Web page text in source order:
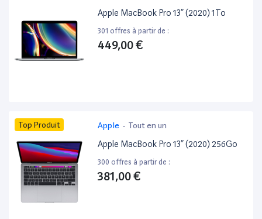
Apple MacBook Pro 13” (2020) 1To
301 offres à partir de :
449,00 €
Top Produit Apple - Tout en un
Apple MacBook Pro 13” (2020) 256Go
300 offres à partir de :
381,00 €